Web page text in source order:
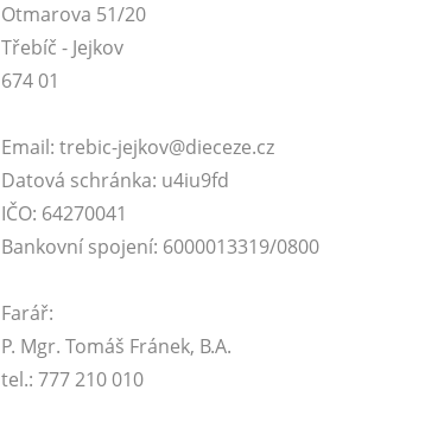
Otmarova 51/20
Třebíč - Jejkov
674 01
Email: trebic-jejkov@dieceze.cz
Datová schránka: u4iu9fd
IČO: 64270041
Bankovní spojení: 6000013319/0800
Farář:
P. Mgr. Tomáš Fránek, B.A.
tel.: 777 210 010